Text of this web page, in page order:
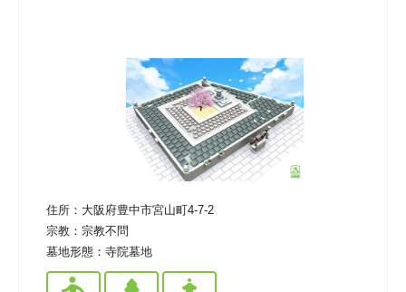
住所： 大阪府豊中市宮山町4-7-2
宗教： 宗教不問
墓地形態： 寺院墓地